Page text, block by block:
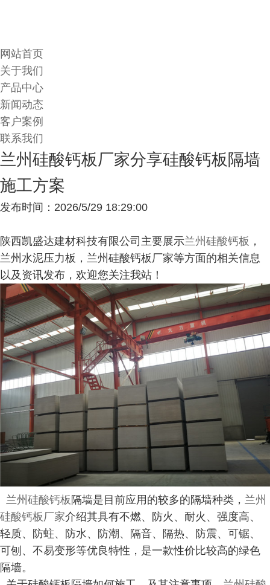
网站首页
关于我们
产品中心
新闻动态
客户案例
联系我们
兰州硅酸钙板厂家分享硅酸钙板隔墙
施工方案
发布时间：2026/5/29 18:29:00
陕西凯盛达建材科技有限公司主要展示兰州硅酸钙板 ，
兰州水泥压力板，兰州硅酸钙板厂家等方面的相关信息
以及资讯发布，欢迎您关注我站！
兰州硅酸钙板 隔墙是目前应用的较多的隔墙种类， 兰州
硅酸钙板厂家介绍其具有不燃、防火、耐火、强度高、
轻质、防蛀、防水、防潮、隔音、隔热、防震、可锯、
可刨、不易变形等优良特性，是一款性价比较高的绿色
隔墙。